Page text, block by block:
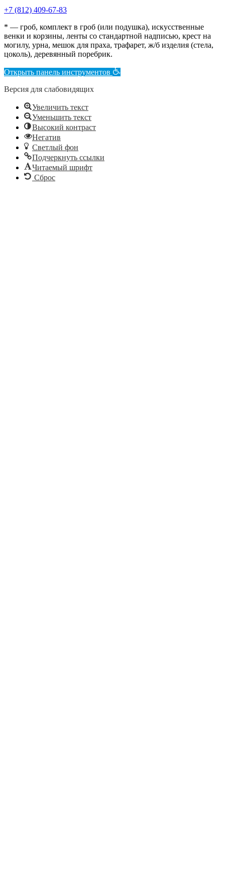
+7 (812) 409-67-83
* — гроб, комплект в гроб (или подушка), искусственные
венки и корзины, ленты со стандартной надписью, крест на
могилу, урна, мешок для праха, трафарет, ж/б изделия (стела,
цоколь), деревянный поребрик.
Открыть панель инструментов
Версия для слабовидящих
Увеличить текст
Уменьшить текст
Высокий контраст
Негатив
Светлый фон
Подчеркнуть ссылки
Читаемый шрифт
Сброс